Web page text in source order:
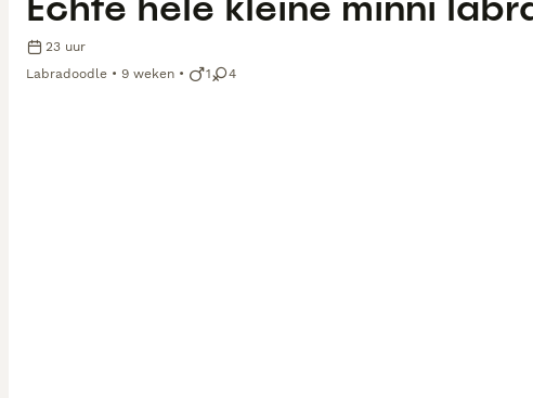
23 uur
Labradoodle
9 weken 1 4